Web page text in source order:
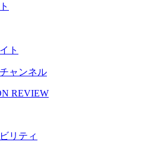
ト
ャンネル
REVIEW
リティ